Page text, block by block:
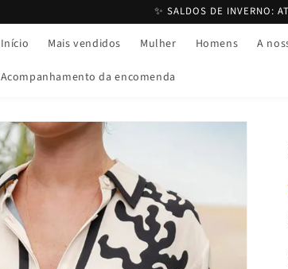
✨ SALDOS DE INVERNO:
Início Mais vendidos Mulher Homens A
Acompanhamento da encomenda